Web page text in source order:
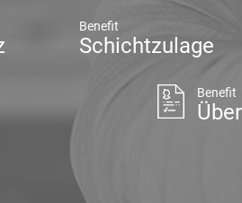
Benefit
Schichtzulage
Benefit